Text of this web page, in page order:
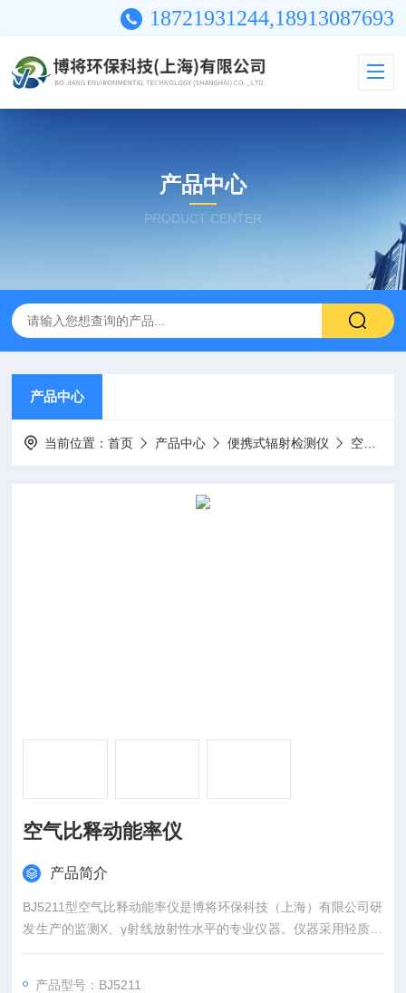
18721931244,18913087693
产品中心
PRODUCT CENTER
产品中心
当前位置：首页 产品中心 便携式辐射检测仪 空气比释动能率仪
空气比释动能率仪
产品简介
BJ5211型空气比释动能率仪是博将环保科技（上海）有限公司研
发生产的监测X、γ射线放射性水平的专业仪器。仪器采用轻质高
强度材料外壳，整机坚固耐用、轻便简洁，适合辐射环境监测执
产品型号：BJ5211